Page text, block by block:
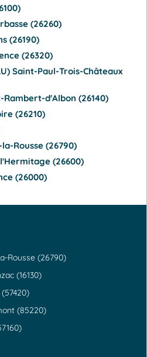
(26260)
(26190)
(26320)
Saint-Paul-Trois-Châteaux
d'Albon (26140)
(26210)
Rousse (26790)
(26600)
(26000)
Rousse (26790)
(16130)
(85220)